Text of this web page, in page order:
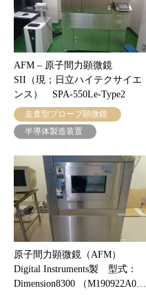
AFM – 原子間力顕微鏡
SII（現；日立ハイテクサイエ
ンス） SPA-550Le-Type2
走査型プローブ顕微鏡
半導体製造装置
原子間力顕微鏡（AFM）
Digital Instruments製 型式：
Dimension8300 （M190922A0…